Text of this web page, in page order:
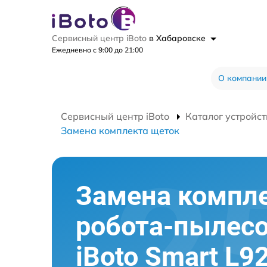
Сервисный центр iBoto в Хабаровске
Ежедневно с 9:00 до 21:00
О компании
Сервисный центр iBoto
Каталог
Замена комплекта щеток
Замена
робота-
iBoto Smart